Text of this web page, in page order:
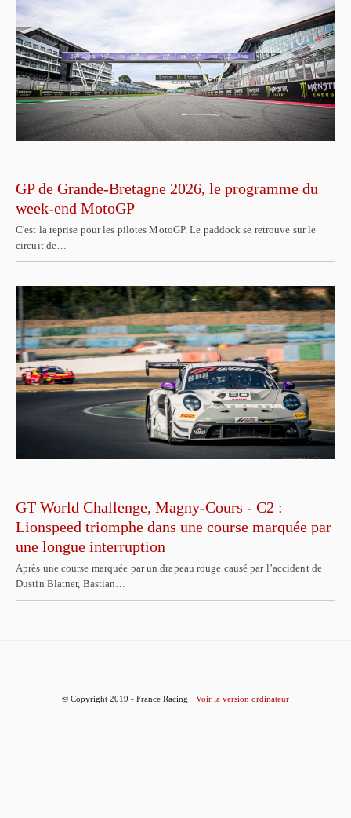
GP de Grande-Bretagne 2026, le programme du
week-end MotoGP
C'est la reprise pour les pilotes MotoGP. Le paddock se retrouve sur le
circuit de…
GT World Challenge, Magny-Cours - C2 :
Lionspeed triomphe dans une course marquée par
une longue interruption
Après une course marquée par un drapeau rouge causé par l’accident de
Dustin Blatner, Bastian…
© Copyright 2019 - France Racing Voir la version ordinateur